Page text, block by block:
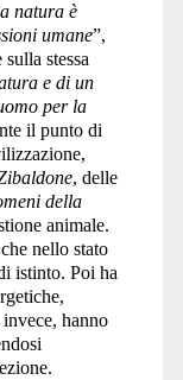
natura è
umane”,
stessa
e di un
per la
il punto di
, delle
della
animale.
nello stato
istinto. Poi ha
hanno